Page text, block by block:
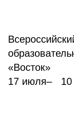
«Восток»
17 июля– 10